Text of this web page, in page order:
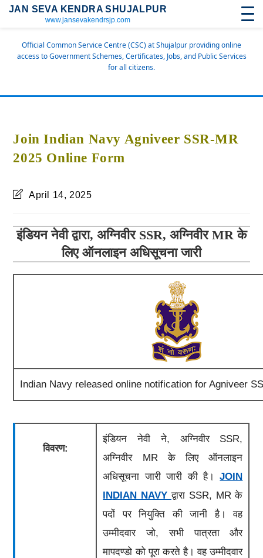
JAN SEVA KENDRA SHUJALPUR
www.jansevakendrsjp.com
Official Common Service Centre (CSC) at Shujalpur providing online
access to Government Schemes, Certificates, Jobs, and Public Services
for all citizens.
Join Indian Navy Agniveer SSR-MR
2025 Online Form
April 14, 2025
इंडियन नेवी द्वारा, अग्निवीर SSR, अग्निवीर MR के
लिए ऑनलाइन अधिसूचना जारी
Indian Navy released online notification for Agniveer
विवरण:
इंडियन नेवीने, अग्निवीर SSR,
अग्निवीर MR के लिए ऑनलाइन
अधिसूचना जारीजारीकी है।JOIN
INDIAN NAVYद्वारा SSR, MR के
पदों परनियुक्ति की जानी है।वह
उम्मीदवार जो, सभी पात्रता और
मापदण्डो को पूरा करते है। वह उम्मीदवार